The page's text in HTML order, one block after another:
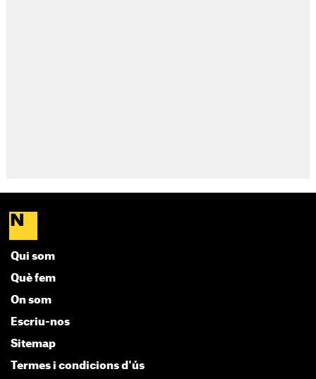
Qui som
Què fem
On som
Escriu-nos
Sitemap
Termes i condicions d'ús